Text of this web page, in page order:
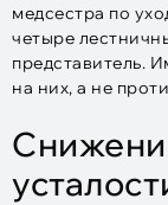
медсестра по
четыре
представитель.
на них, а не